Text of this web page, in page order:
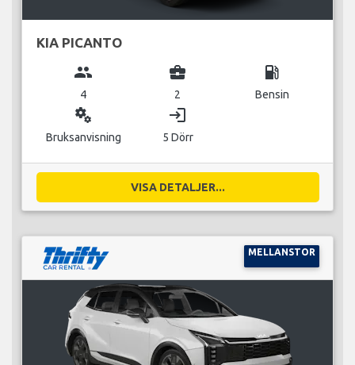
KIA PICANTO
group
4
business_center
2
local_gas_station
Bensin
miscellaneous_services
Bruksanvisning
login
5 Dörr
VISA DETALJER...
MELLANSTOR